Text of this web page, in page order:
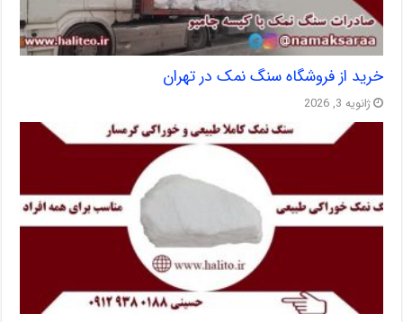
خرید از فروشگاه سنگ نمک در تهران
ژانویه 3, 2026